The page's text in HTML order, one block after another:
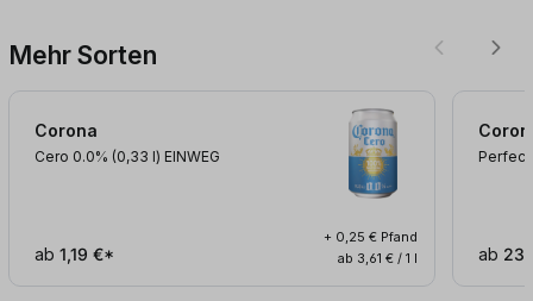
Mehr Sorten
Corona
Cero 0.0% (0,33 l) EINWEG
ab 1,19 €*
+ 0,25 € Pfand
ab 3,61 € / 1 l
ab